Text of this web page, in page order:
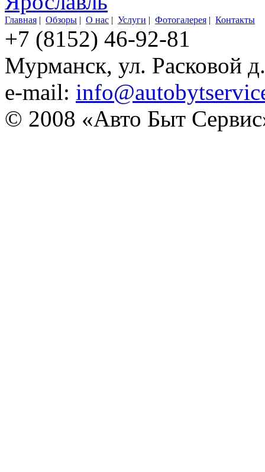
Главная | Обзоры | О нас | Услуги | Фотогалерея | Контакты
+7 (8152) 46-92-81
Мурманск, ул. Расковой
e-mail:
© 2008 «Авто Быт